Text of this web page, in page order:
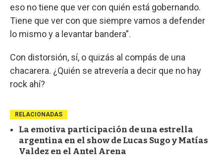
eso no tiene que ver con quién está gobernando.
Tiene que ver con que siempre vamos a defender
lo mismo y a levantar bandera”.
Con distorsión, sí, o quizás al compás de una
chacarera. ¿Quién se atrevería a decir que no hay
rock ahí?
RELACIONADAS
La emotiva participación de una estrella
argentina en el show de Lucas Sugo y Matías
Valdez en el Antel Arena